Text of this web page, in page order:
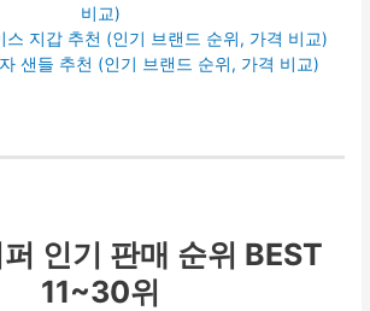
비교)
스 지갑 추천 (인기 브랜드 순위, 가격 비교)
샌들 추천 (인기 브랜드 순위, 가격 비교)
인기 판매 순위 BEST
11~30위